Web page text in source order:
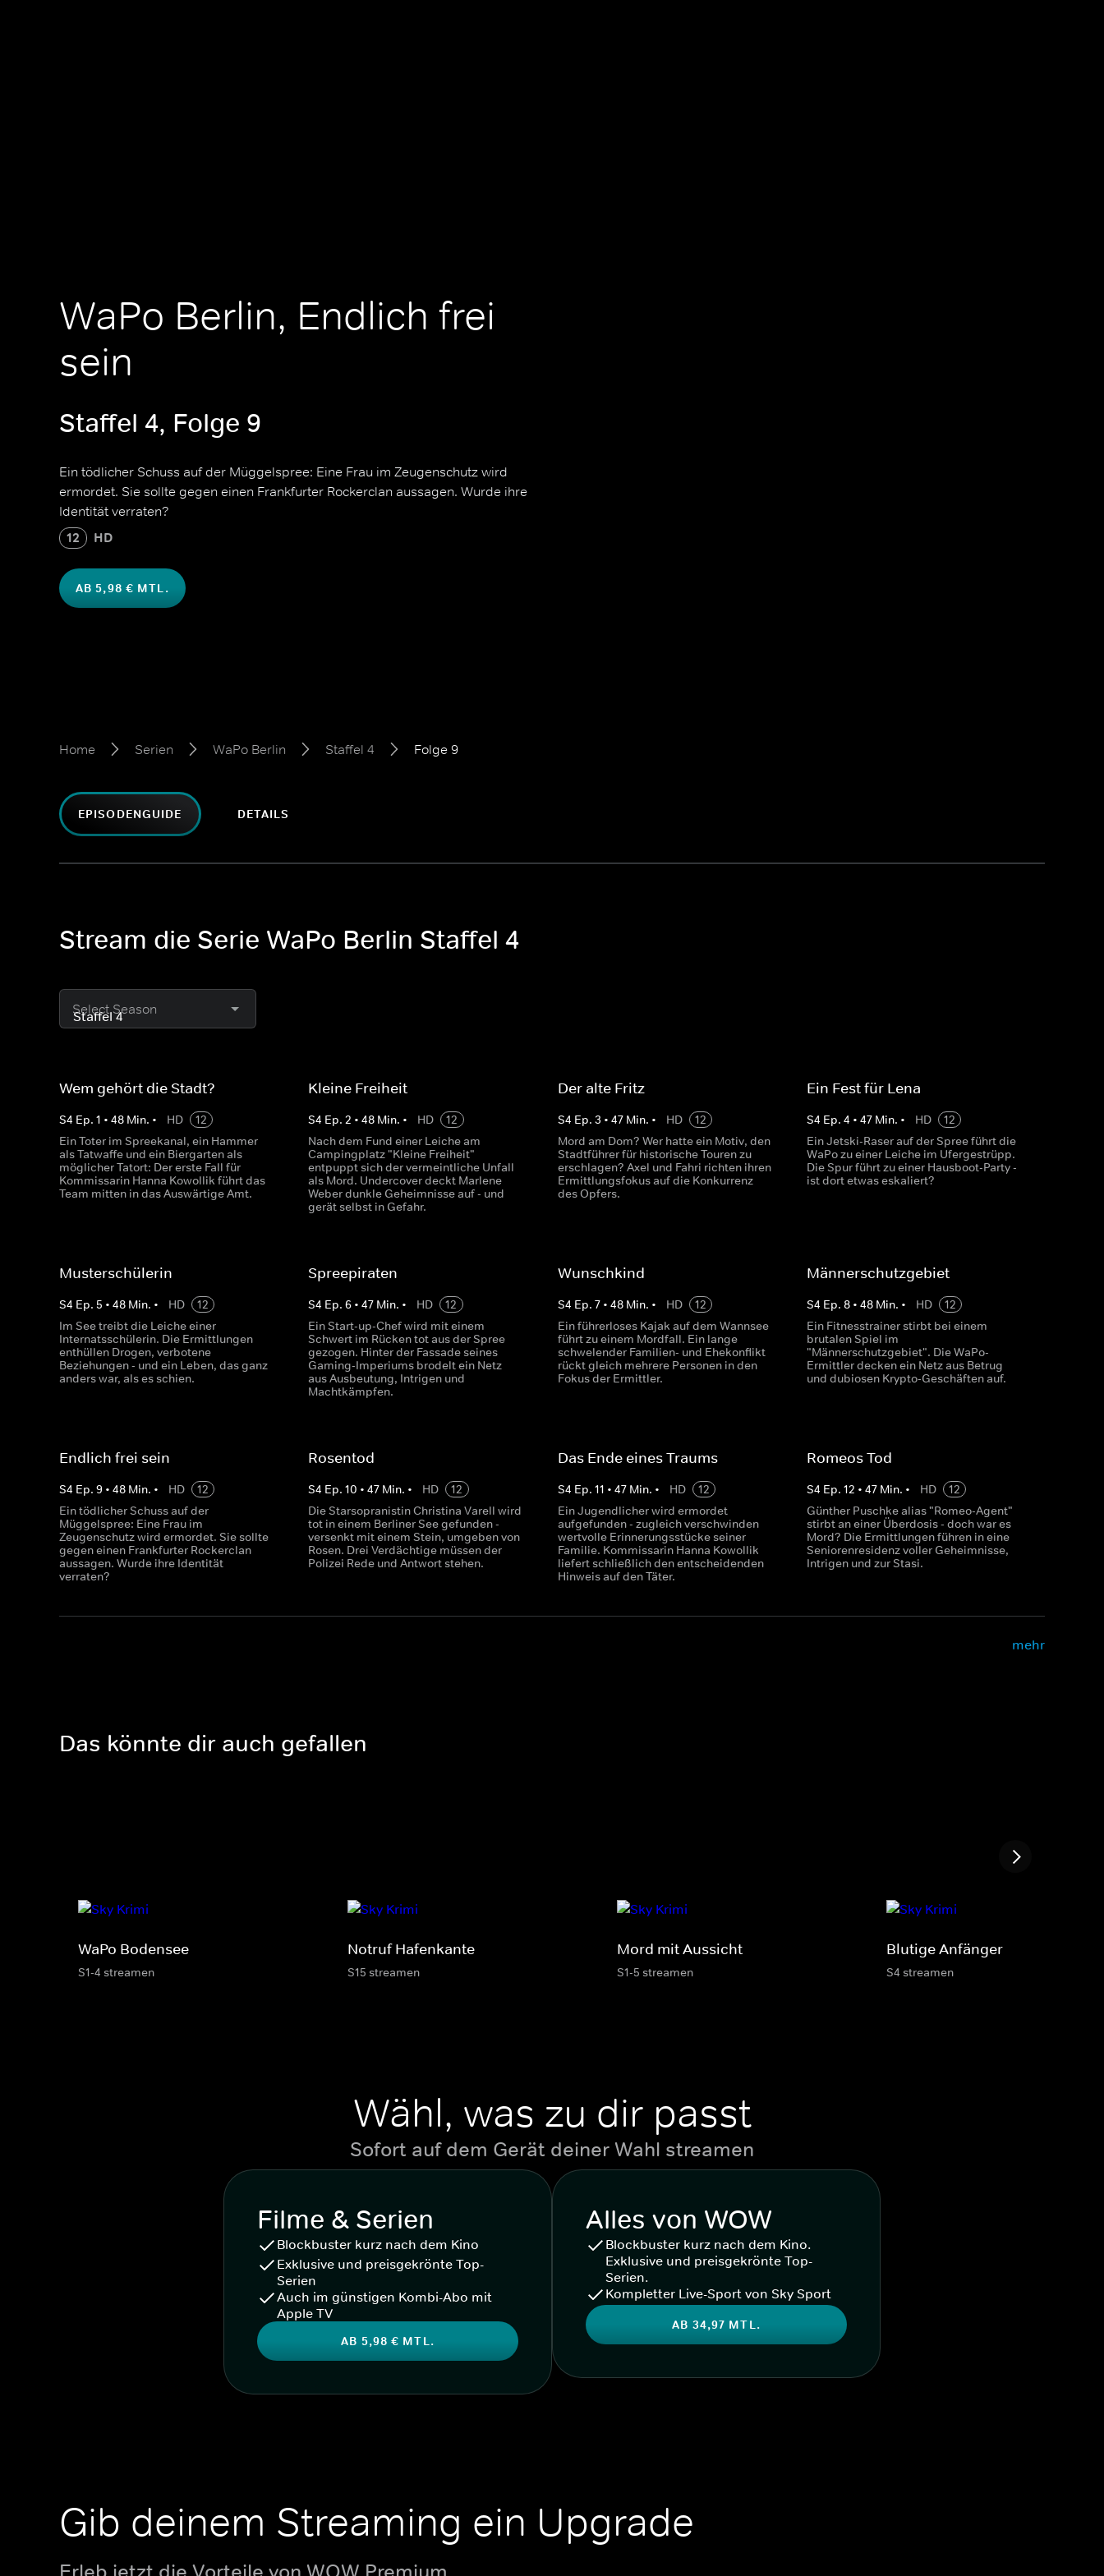
WaPo Berlin, Endlich frei
sein
Staffel 4, Folge 9
Ein tödlicher Schuss auf der Müggelspree: Eine Frau im Zeugenschutz wird
ermordet. Sie sollte gegen einen Frankfurter Rockerclan aussagen. Wurde ihre
Identität verraten?
12 HD
AB 5,98 € MTL.
Home Serien WaPo Berlin Staffel 4 Folge 9
EPISODENGUIDE DETAILS
Stream die Serie WaPo Berlin Staffel 4
Select Season
Wem gehört die Stadt?
S4 Ep. 1 • 48 Min. • HD
12
Ein Toter im Spreekanal, ein Hammer
als Tatwaffe und ein Biergarten als
möglicher Tatort: Der erste Fall für
Kommissarin Hanna Kowollik führt das
Team mitten in das Auswärtige Amt.
Kleine Freiheit
S4 Ep.2 •48 Min. • HD
12
Nach dem Fund einer Leiche am
Campingplatz "Kleine Freiheit"
entpuppt sich der vermeintliche Unfall
als Mord. Undercover deckt Marlene
Weber dunkle Geheimnisse auf - und
gerät selbst in Gefahr.
Der alte Fritz
S4 Ep. 3 • 47Min. • HD
12
Mord am Dom? Wer hatte ein Motiv, den
Stadtführer für historische Touren zu
erschlagen? Axel und Fahri richten ihren
Ermittlungsfokus auf die Konkurrenz
des Opfers.
Ein Fest für Lena
S4 Ep. 4 • 47Min. • HD
12
Ein Jetski-Raser auf der Spree führt die
WaPo zu einer Leiche im Ufergestrüpp.
Die Spur führt zu einer Hausboot-Party -
ist dort etwas eskaliert?
Musterschülerin
S4 Ep. 5 • 48 Min. • HD
12
Im See treibt die Leiche einer
Internatsschülerin. Die Ermittlungen
enthüllen Drogen, verbotene
Beziehungen - und ein Leben, das ganz
anders war, als es schien.
Spreepiraten
S4 Ep.6 •47 Min. • HD
12
Ein Start-up-Chef wird mit einem
Schwert im Rücken tot aus der Spree
gezogen. Hinter der Fassade seines
Gaming-Imperiums brodelt ein Netz
aus Ausbeutung, Intrigen und
Machtkämpfen.
Wunschkind
S4 Ep. 7• 48Min. • HD
12
Ein führerloses Kajak auf dem Wannsee
führt zu einem Mordfall. Ein lange
schwelender Familien- und Ehekonflikt
rückt gleich mehrere Personen in den
Fokus der Ermittler.
Männerschutzgebiet
S4 Ep. 8• 48Min. • HD
12
Ein Fitnesstrainer stirbt bei einem
brutalen Spiel im
"Männerschutzgebiet". Die WaPo-
Ermittler decken ein Netz aus Betrug
und dubiosen Krypto-Geschäften auf.
Endlich frei sein
S4 Ep. 9 • 48 Min. • HD
12
Ein tödlicher Schuss auf der
Müggelspree: Eine Frau im
Zeugenschutz wird ermordet. Sie sollte
gegen einen Frankfurter Rockerclan
aussagen. Wurde ihre Identität
verraten?
Rosentod
S4 Ep.10 •47 Min. • HD
12
Die Starsopranistin Christina Varell wird
tot in einem Berliner See gefunden -
versenkt mit einem Stein, umgeben von
Rosen. Drei Verdächtige müssen der
Polizei Rede und Antwort stehen.
Das Ende eines Traums
S4 Ep. 11 • 47Min. • HD
12
Ein Jugendlicher wird ermordet
aufgefunden - zugleich verschwinden
wertvolle Erinnerungsstücke seiner
Familie. Kommissarin Hanna Kowollik
liefert schließlich den entscheidenden
Hinweis auf den Täter.
Romeos Tod
S4 Ep. 12 • 47Min. • HD
12
Günther Puschke alias "Romeo-Agent"
stirbt an einer Überdosis - doch war es
Mord? Die Ermittlungen führen in eine
Seniorenresidenz voller Geheimnisse,
Intrigen und zur Stasi.
mehr
Das könnte dir auch gefallen
WaPo Bodensee
S1-4 streamen
Notruf Hafenkante
S15 streamen
Mord mit Aussicht
S1-5 streamen
Blutige Anfänger
S4 streamen
Wähl, was zu dir passt
Sofort auf dem Gerät deiner Wahl streamen
Filme & Serien
Blockbuster kurz nach dem Kino
Exklusive und preisgekrönte Top-
Serien
Auch im günstigen Kombi-Abo mit
Apple TV
AB 5,98 € MTL.
Alles von WOW
Blockbuster kurz nach dem Kino.
Exklusive und preisgekrönte Top-
Serien.
Kompletter Live-Sport von Sky Sport
AB 34,97 MTL.
Gib deinem Streaming ein Upgrade